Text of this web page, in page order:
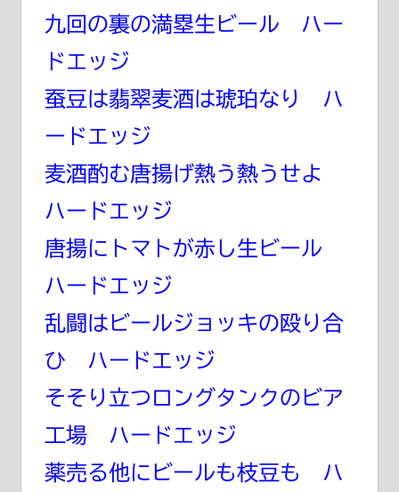
九回の裏の満塁生ビール ハー
ドエッジ
蚕豆は翡翠麦酒は琥珀なり ハ
ードエッジ
麦酒酌む唐揚げ熱う熱うせよ
ハードエッジ
唐揚にトマトが赤し生ビール
ハードエッジ
乱闘はビールジョッキの殴り合
ひ ハードエッジ
そそり立つロングタンクのビア
工場 ハードエッジ
薬売る他にビールも枝豆も ハ